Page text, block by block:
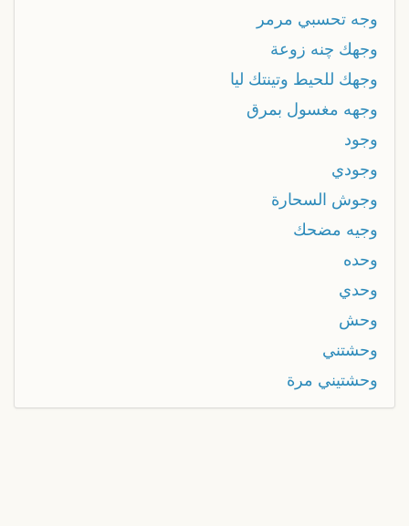
وجه تحسبي مرمر
وجهك چنه زوعة
وجهك للحيط وتينتك ليا
وجهه مغسول بمرق
وجود
وجودي
وجوش السحارة
وجيه مضحك
وحده
وحدي
وحش
وحشتني
وحشتيني مرة